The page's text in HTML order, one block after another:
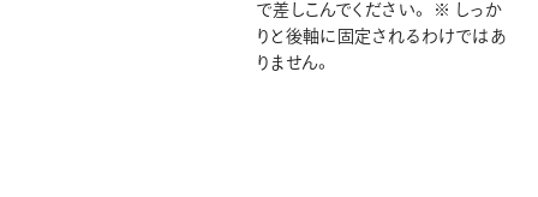
で差しこんでください。 ※ しっか
りと後軸に固定されるわけではあ
りません。